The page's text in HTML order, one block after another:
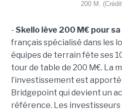
200 M.
- Skello lève 200 M€ pour
français spécialisé dans les
équipes de terrain fête ses
tour de table de 200 M€. La
l’investissement est
Bridgepoint qui devient un
référence. Les